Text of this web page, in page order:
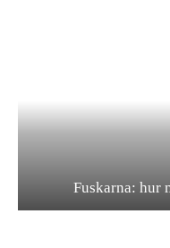
Fuskarna: hur